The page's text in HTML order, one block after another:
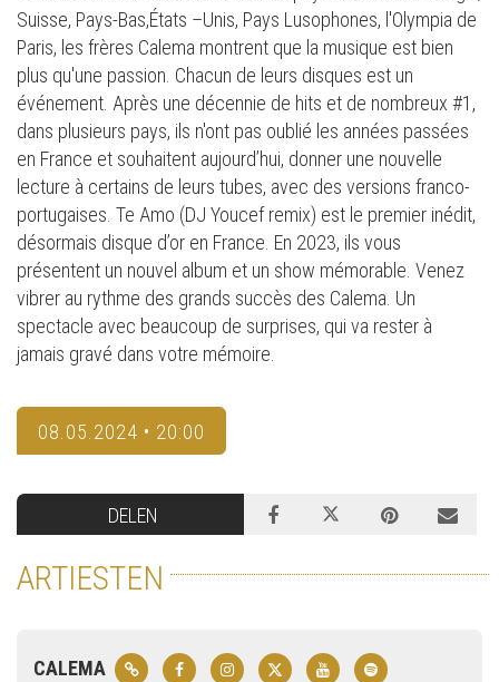
Suisse, Pays-Bas,États –Unis, Pays Lusophones, l'Olympia de
Paris, les frères Calema montrent que la musique est bien
plus qu'une passion. Chacun de leurs disques est un
événement. Après une décennie de hits et de nombreux #1,
dans plusieurs pays, ils n'ont pas oublié les années passées
en France et souhaitent aujourd’hui, donner une nouvelle
lecture à certains de leurs tubes, avec des versions franco-
portugaises. Te Amo (DJ Youcef remix) est le premier inédit,
désormais disque d’or en France. En 2023, ils vous
présentent un nouvel album et un show mémorable. Venez
vibrer au rythme des grands succès des Calema. Un
spectacle avec beaucoup de surprises, qui va rester à
jamais gravé dans votre mémoire.
08.05.2024 • 20:00
DELEN
ARTIESTEN
CALEMA